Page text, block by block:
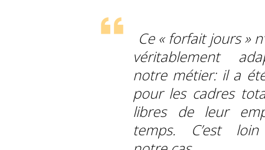
Ce « forfait jours »
véritablement
notre métier: il a
pour les cadres
libres de leur
temps. C’est loin